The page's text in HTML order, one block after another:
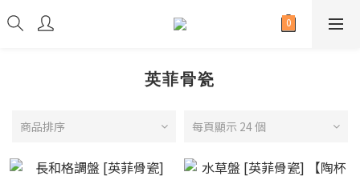
英菲骨瓷
商品排序 每頁顯示 24 個